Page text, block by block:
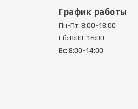
График работы
Пн-Пт: 8:00-18:00
Сб: 8:00-16:00
Вс: 8:00-14:00